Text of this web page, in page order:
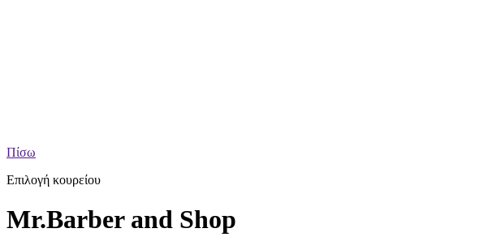
Πίσω
Επιλογή κουρείου
Mr.Barber and Shop